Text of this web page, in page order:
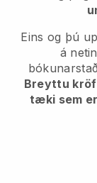
Eins og þú
á
Breyttu
tæki sem